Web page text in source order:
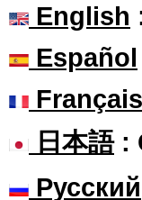
English
Español
Français
日本語:
Русский